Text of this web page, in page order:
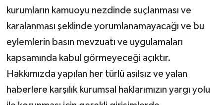
kurumların kamuoyu nezdinde suçlanması ve
karalanması şeklinde yorumlanamayacağı ve bu
eylemlerin basın mevzuatı ve uygulamaları
kapsamında kabul görmeyeceği açıktır.
Hakkımızda yapılan her türlü asılsız ve yalan
haberlere karşılık kurumsal haklarımızın yargı yolu